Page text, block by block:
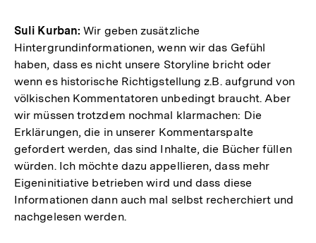
Suli Kurban: Wir geben zusätzliche
Hintergrundinformationen, wenn wir das Gefühl
haben, dass es nicht unsere Storyline bricht oder
wenn es historische Richtigstellung z.B. aufgrund von
völkischen Kommentatoren unbedingt braucht. Aber
wir müssen trotzdem nochmal klarmachen: Die
Erklärungen, die in unserer Kommentarspalte
gefordert werden, das sind Inhalte, die Bücher füllen
würden. Ich möchte dazu appellieren, dass mehr
Eigeninitiative betrieben wird und dass diese
Informationen dann auch mal selbst recherchiert und
nachgelesen werden.